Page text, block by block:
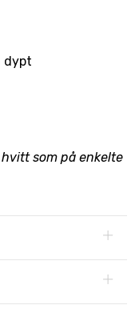
dypt
som på enkelte